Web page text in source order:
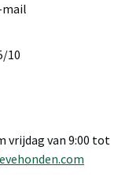
mail
10
vrijdag van 9:00 tot